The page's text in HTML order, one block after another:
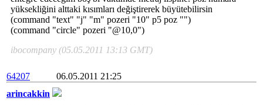
yüksekliğini alttaki kısımları değiştirerek büyütebilirsin
(command "text" "j" "m" pozeri "10" p5 poz "")
(command "circle" pozeri "@10,0")
ibocompany (05.05.2011 13:13 GMT)
64207
06.05.2011 21:25
arincakkin